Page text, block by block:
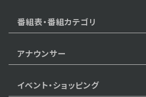
番組表・番組カテゴリ
アナウンサー
イベント・ショッピング